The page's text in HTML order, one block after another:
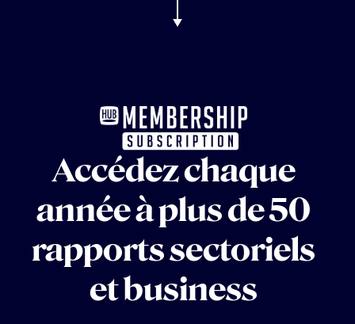
Accédez chaque
année à plus de 50
rapports sectoriels
et business